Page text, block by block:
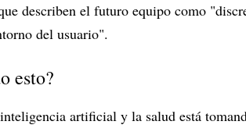
describen el futuro equipo como
del usuario".
esto?
artificial y la salud está